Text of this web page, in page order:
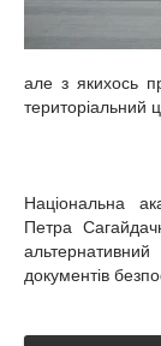
але з якихось
територіальний
Національна
Петра
документів